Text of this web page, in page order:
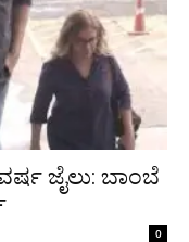
ಜೈಲು: ಬಾಂಬೆ
0